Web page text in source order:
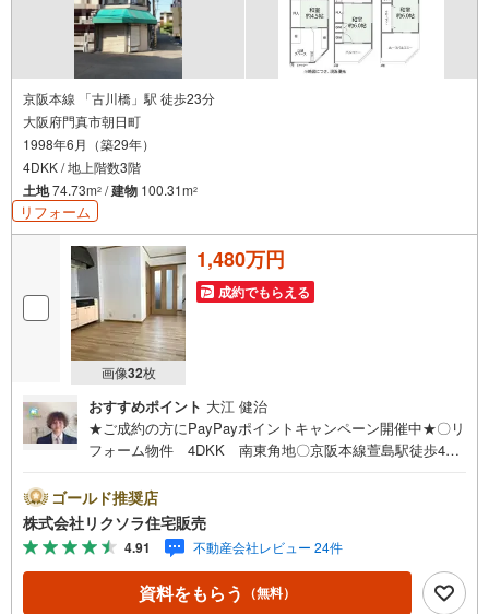
京阪本線 「古川橋」駅 徒歩23分
大阪府門真市朝日町
1998年6月（築29年）
4DKK / 地上階数3階
土地74.73m2 /建物 100.31m2
リフォーム
画像32枚
1,480万円
成約でもらえる
おすすめポイント 大江 健治
★ご成約の方にPayPayポイントキャンペーン開催中★〇リ
フォーム物件 4DKK 南東角地〇京阪本線萱島駅徒歩4
ー 屋根裏収納 和室■営業時間 9:30～20:00 ■即日案内
可能！※当日・翌日のご案内はお電話でのお問合せがスムー
ズ■定休日 毎週水曜日◇弊社ホームページよりLINEでの
お問合せも好評！◇不動産情報サイト未掲載物件、弊社ホ
ームページに多数掲載！◇学校区物件検索も充実！ご希望
の学校区での物件探しに便利！「リクソラ住宅販売」で検
ゴールド推奨店
株式会社リクソラ住宅販売
4.91 不動産会社レビュー 24件
資料をもらう （無料）